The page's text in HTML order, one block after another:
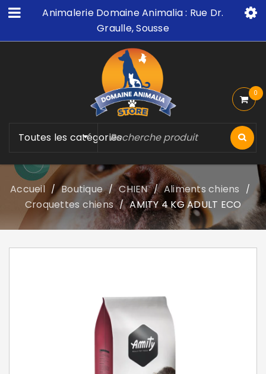
Animalerie Domaine Animalia : Rue Dr.
Graulle, Sousse
Toutes les catégories
0
Accueil / Boutique / CHIEN / Aliments chiens /
Croquettes chiens / AMITY 4 KG ADULT ECO